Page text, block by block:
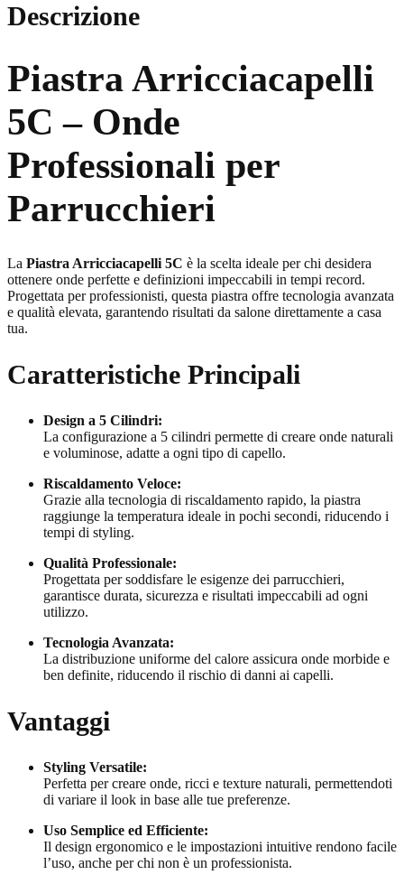
Descrizione
Piastra Arricciacapelli
5C – Onde
Professionali per
Parrucchieri
La Piastra Arricciacapelli 5C è la scelta ideale per chi desidera
ottenere onde perfette e definizioni impeccabili in tempi record.
Progettata per professionisti, questa piastra offre tecnologia avanzata
e qualità elevata, garantendo risultati da salone direttamente a casa
tua.
Caratteristiche Principali
Design a 5 Cilindri:
La configurazione a 5 cilindri permette di creare onde naturali
e voluminose, adatte a ogni tipo di capello.
Riscaldamento Veloce:
Grazie alla tecnologia di riscaldamento rapido, la piastra
raggiunge la temperatura ideale in pochi secondi, riducendo i
tempi di styling.
Qualità Professionale:
Progettata per soddisfare le esigenze dei parrucchieri,
garantisce durata, sicurezza e risultati impeccabili ad ogni
utilizzo.
Tecnologia Avanzata:
La distribuzione uniforme del calore assicura onde morbide e
ben definite, riducendo il rischio di danni ai capelli.
Vantaggi
Styling Versatile:
Perfetta per creare onde, ricci e texture naturali, permettendoti
di variare il look in base alle tue preferenze.
Uso Semplice ed Efficiente:
Il design ergonomico e le impostazioni intuitive rendono facile
l’uso, anche per chi non è un professionista.